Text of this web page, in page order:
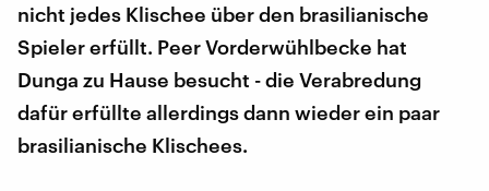
nicht jedes Klischee über den brasilianische
Spieler erfüllt. Peer Vorderwühlbecke hat
Dunga zu Hause besucht - die Verabredung
dafür erfüllte allerdings dann wieder ein paar
brasilianische Klischees.